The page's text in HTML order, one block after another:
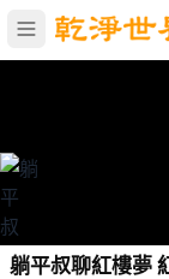
躺平叔聊紅樓夢